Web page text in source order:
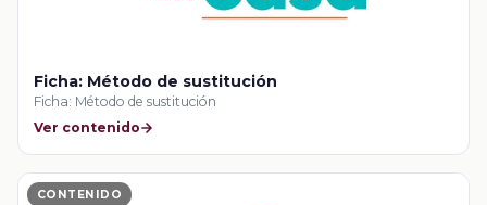
Ficha: Método de sustitución
Ficha: Método de sustitución
Ver contenido
CONTENIDO